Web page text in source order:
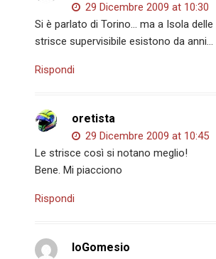
29 Dicembre 2009 at 10:30
Si è parlato di Torino… ma a Isola
strisce supervisibile esistono da anni…
Rispondi
oretista
29 Dicembre 2009 at 10:45
Le strisce così si notano meglio!
Bene. Mi piacciono
Rispondi
IoGomesio